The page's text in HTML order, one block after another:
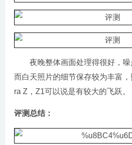
夜晚整体画面处理得很好，噪
而白天照片的细节保存较为丰富
ra Z，Z1可以说是有较大的飞跃。
评测总结：